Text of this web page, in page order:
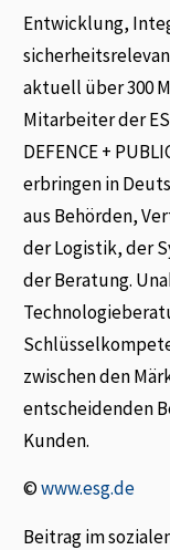
Entwicklung,
aktuell über 300
Mitarbeiter der
DEFENCE +
erbringen in
aus Behörden,
der Logistik, der
der Beratung.
zwischen den
entscheidenden
Kunden.
©www.esg.de
Beitrag im